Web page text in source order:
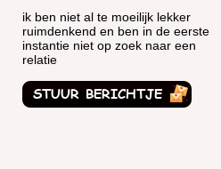
ik ben niet al te moeilijk lekker
ruimdenkend en ben in de eerste
instantie niet op zoek naar een
relatie